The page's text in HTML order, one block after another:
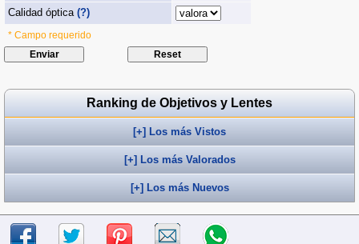
Calidad óptica (?)
* Campo requerido
Ranking de Objetivos y Lentes
[+] Los más Vistos
[+] Los más Valorados
[+] Los más Nuevos